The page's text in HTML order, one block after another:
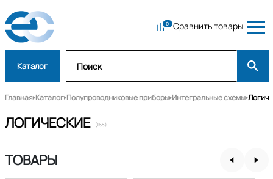
Сравнить товары
Каталог
Главная Каталог Полупроводниковые приборы Интегральные схемы
ЛОГИЧЕСКИЕ (165)
ТОВАРЫ